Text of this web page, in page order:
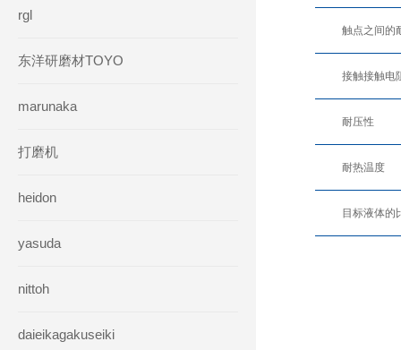
rgl
东洋研磨材TOYO
marunaka
打磨机
heidon
yasuda
nittoh
daieikagakuseiki
触点之间的
接触接触电
耐压性
耐热温度
目标液体的